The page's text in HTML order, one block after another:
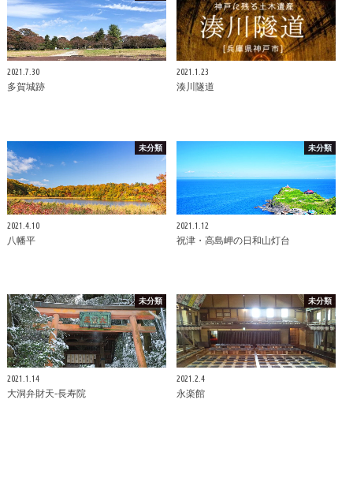
2021.7.30
多賀城跡
2021.1.23
湊川隧道
未分類
2021.4.10
八幡平
未分類
2021.1.12
祝津・高島岬の日和山灯台
未分類
2021.1.14
大洞弁財天-長寿院
未分類
2021.2.4
永楽館